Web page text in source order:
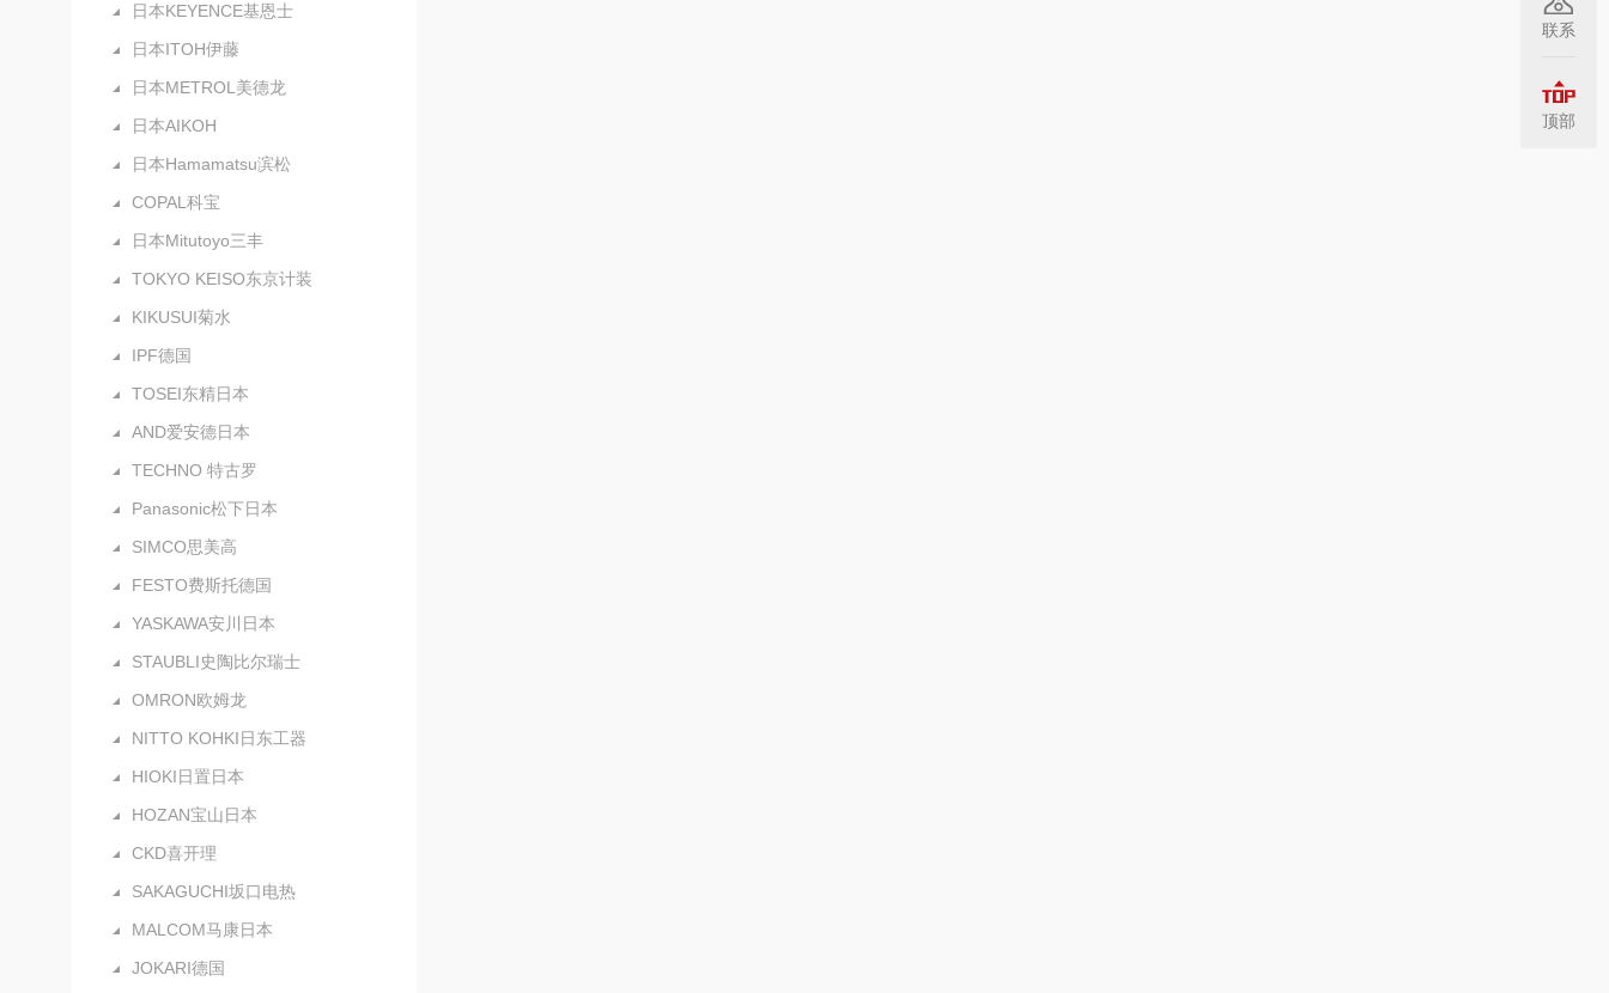
日本KEYENCE基恩士
日本ITOH伊藤
日本METROL美德龙
日本AIKOH
日本Hamamatsu滨松
COPAL科宝
日本Mitutoyo三丰
TOKYO KEISO东京计装
KIKUSUI菊水
IPF德国
TOSEI东精日本
AND爱安德日本
TECHNO 特古罗
Panasonic松下日本
SIMCO思美高
FESTO费斯托德国
YASKAWA安川日本
STAUBLI史陶比尔瑞士
OMRON欧姆龙
NITTO KOHKI日东工器
HIOKI日置日本
HOZAN宝山日本
CKD喜开理
SAKAGUCHI坂口电热
MALCOM马康日本
JOKARI德国
联系
顶部